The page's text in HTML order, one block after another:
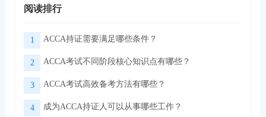
阅读排行
1 ACCA持证需要满足哪些条件？
2 ACCA考试不同阶段核心知识点有哪些？
3 ACCA考试高效备考方法有哪些？
4 成为ACCA持证人可以从事哪些工作？